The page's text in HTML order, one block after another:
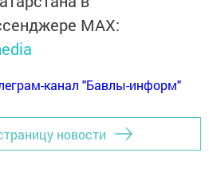
MАХ:
канал "Бавлы-информ"
новости